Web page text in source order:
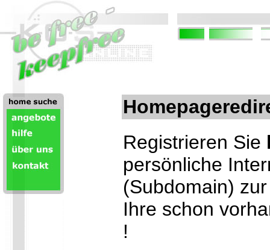
Registrieren Sie
persönliche
(Subdomain)
Ihre schon
!